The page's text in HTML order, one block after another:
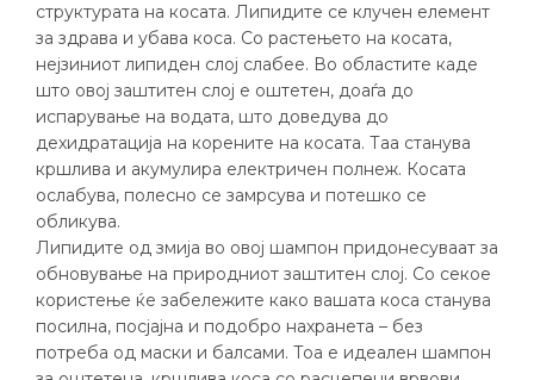
структурата на косата. Липидите се клучен елемент
за здрава и убава коса. Со растењето на косата,
нејзиниот липиден слој слабее. Во областите каде
што овој заштитен слој е оштетен, доаѓа до
испарување на водата, што доведува до
дехидратација на корените на косата. Таа станува
кршлива и акумулира електричен полнеж. Косата
ослабува, полесно се замрсува и потешко се
обликува.
Липидите од змија во овој шампон придонесуваат за
обновување на природниот заштитен слој. Со секое
користење ќе забележите како вашата коса станува
посилна, посјајна и подобро нахранета – без
потреба од маски и балсами. Тоа е идеален шампон